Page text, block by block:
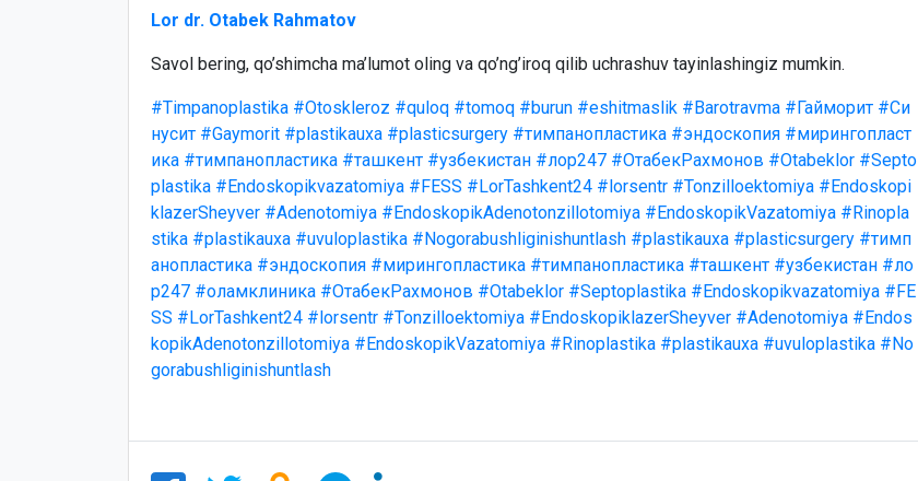
Lor dr. Otabek Rahmatov
Savol bering, qo’shimcha ma’lumot oling va qo’ng’iroq qilib uchrashuv tayinlashingiz mumkin.
#Timpanoplastika #Otoskleroz #quloq #tomoq #burun #eshitmaslik #Barotravma #Гайморит #Си
нусит #Gaymorit #plastikauxa #plasticsurgery #тимпанопластика #эндоскопия #мирингопласт
ика #тимпанопластика #ташкент #узбекистан #лор247 #ОтабекРахмонов #Otabeklor #Septo
plastika #Endoskopikvazatomiya #FESS #LorTashkent24 #lorsentr #Tonzilloektomiya #Endoskopi
klazerSheyver #Adenotomiya #EndoskopikAdenotonzillotomiya #EndoskopikVazatomiya #Rinopla
stika #plastikauxa #uvuloplastika #Nogorabushliginishuntlash #plastikauxa #plasticsurgery #тимп
анопластика #эндоскопия #мирингопластика #тимпанопластика #ташкент #узбекистан #ло
р247 #оламклиника #ОтабекРахмонов #Otabeklor #Septoplastika #Endoskopikvazatomiya #FE
SS #LorTashkent24 #lorsentr #Tonzilloektomiya #EndoskopiklazerSheyver #Adenotomiya #Endos
kopikAdenotonzillotomiya #EndoskopikVazatomiya #Rinoplastika #plastikauxa #uvuloplastika #No
gorabushliginishuntlash